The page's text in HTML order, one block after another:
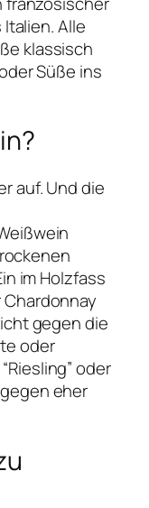
Italien. Alle
klassisch
Süße ins
auf. Und die
im Holzfass
gegen die
oder
oder
eher